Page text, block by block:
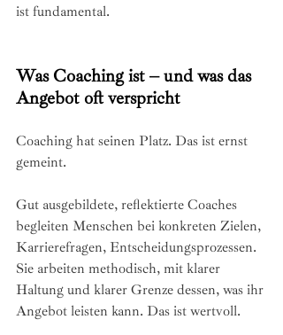
ist fundamental.
Was Coaching ist – und was das
Angebot oft verspricht
Coaching hat seinen Platz. Das ist ernst
gemeint.
Gut ausgebildete, reflektierte Coaches
begleiten Menschen bei konkreten Zielen,
Karrierefragen, Entscheidungsprozessen.
Sie arbeiten methodisch, mit klarer
Haltung und klarer Grenze dessen, was ihr
Angebot leisten kann. Das ist wertvoll.